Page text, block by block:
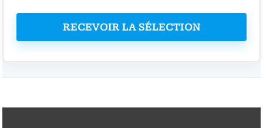
RECEVOIR LA SÉLECTION